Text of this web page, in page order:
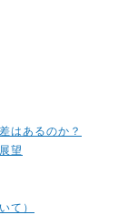
はあるのか？
望
て）